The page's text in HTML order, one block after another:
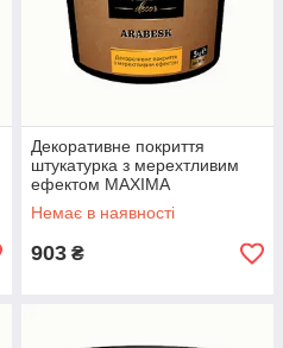
Декоративне покриття
штукатурка з мерехтливим
ефектом MAXIMA
«ARABESK» (1 кг) Срібло
Немає в наявності
903 ₴